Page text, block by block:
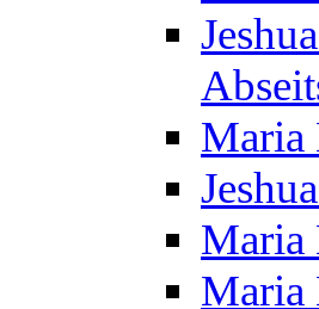
Maria
Maria
Maria